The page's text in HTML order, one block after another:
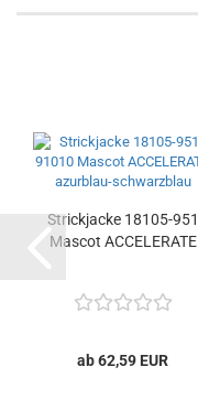
Strickjacke 18105-951
Mascot ACCELERATE
ab 62,59 EUR